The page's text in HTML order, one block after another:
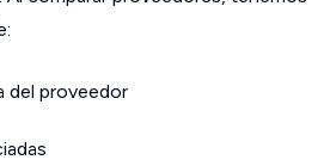
del proveedor